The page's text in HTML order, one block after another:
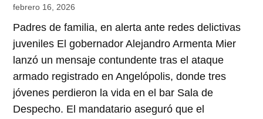
febrero 16, 2026
Padres de familia, en alerta ante redes delictivas
juveniles El gobernador Alejandro Armenta Mier
lanzó un mensaje contundente tras el ataque
armado registrado en Angelópolis, donde tres
jóvenes perdieron la vida en el bar Sala de
Despecho. El mandatario aseguró que el